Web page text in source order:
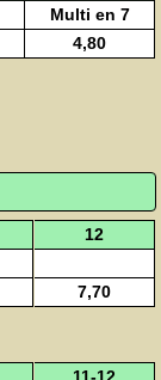
Multi en 7
4,80
12
7,70